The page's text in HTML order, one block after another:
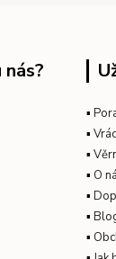
▪
▪
▪
▪ O
▪
▪
▪